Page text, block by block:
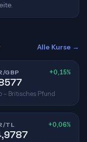
Alle Kurse →
GBP +0,15%
– Britisches Pfund
TL +0,06%